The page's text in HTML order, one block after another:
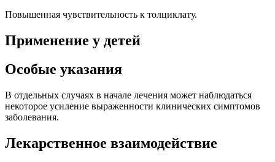
Повышенная чувствительность к толциклату.
Применение у детей
Особые указания
В отдельных случаях в начале лечения может наблюдаться
некоторое усиление выраженности клинических симптомов
заболевания.
Лекарственное взаимодействие